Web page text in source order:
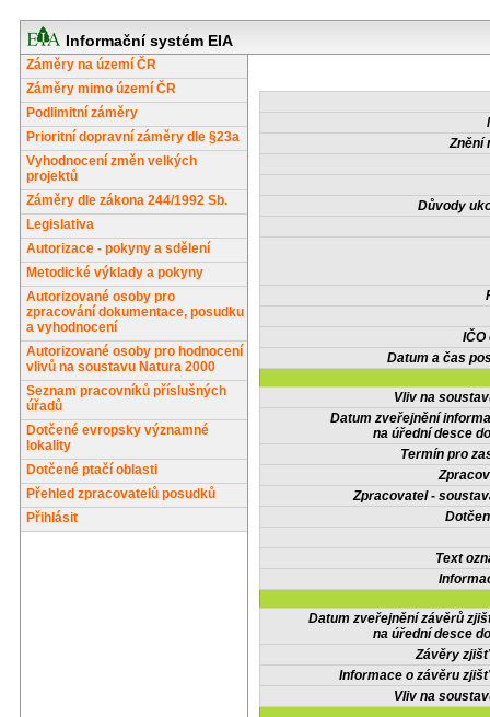
Informační systém EIA
Záměry na území ČR
Záměry mimo území ČR
Podlimitní záměry
Prioritní dopravní záměry dle §23a
Vyhodnocení změn velkých
projektů
Záměry dle zákona 244/1992 Sb.
Legislativa
Autorizace - pokyny a sdělení
Metodické výklady a pokyny
Autorizované osoby pro
zpracování dokumentace, posudku
a vyhodnocení
Autorizované osoby pro hodnocení
vlivů na soustavu Natura 2000
Seznam pracovníků příslušných
úřadů
Dotčené evropsky významné
lokality
Dotčené ptačí oblasti
Přehled zpracovatelů posudků
Přihlásit
Znění
Důvody
IČO
Datum a čas
Vliv na
Datum zveřejnění
na úřední desce
Termín pro
Zpracovatel -
Text
Datum zveřejnění závěrů
na úřední desce
Závěry
Informace o závěru
Vliv na